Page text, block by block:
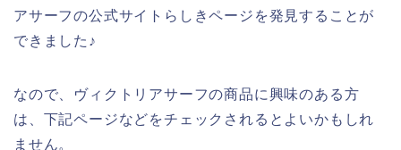
アサーフの公式サイトらしきページを発見することが
できました♪
なので、ヴィクトリアサーフの商品に興味のある方
は、下記ページなどをチェックされるとよいかもしれ
ません。